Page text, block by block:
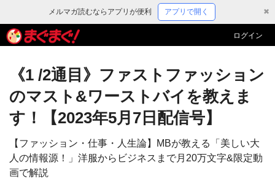
メルマガ読むならアプリが便利 アプリで開く ✖
ログイン
《1 /2通目》ファストファッション
のマスト&ワーストバイを教えま
す！【2023年5月7日配信号】
【ファッション・仕事・人生論】MBが教える「美しい大
人の情報源！」洋服からビジネスまで月20万文字&限定動
画で解説